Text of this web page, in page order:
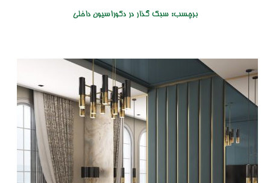
برچسب:سبک گذار در دکوراسیون داخلی